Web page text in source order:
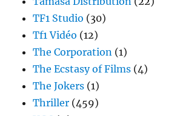
TF1 Studio (30)
Tf1 Vidéo (12)
The Corporation (1)
The Ecstasy of Films (4)
The Jokers (1)
Thriller (459)